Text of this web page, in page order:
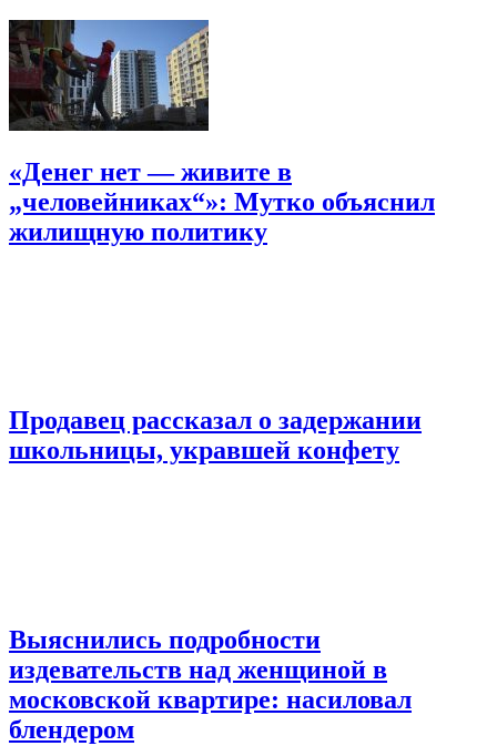
«Денег нет — живите в
„человейниках“»: Мутко объяснил
жилищную политику
Продавец рассказал о задержании
школьницы, укравшей конфету
Выяснились подробности
издевательств над женщиной в
московской квартире: насиловал
блендером